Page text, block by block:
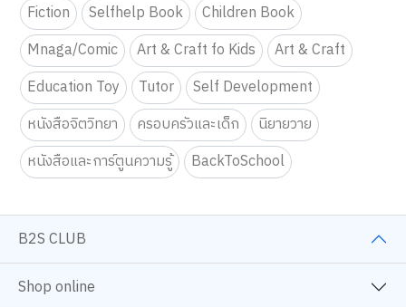
Fiction
Selfhelp Book
Children Book
Mnaga/Comic
Art & Craft fo Kids
Art & Craft
Education Toy
Tutor
Self Development
หนังสือจิตวิทยา
ครอบครัวและเด็ก
นิยายวาย
หนังสือและการ์ตูนความรู้
BackToSchool
B2S CLUB
Shop online